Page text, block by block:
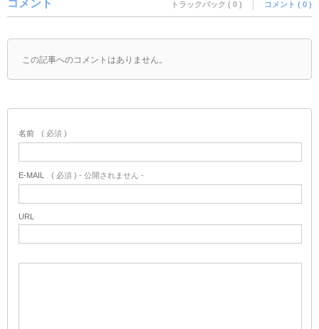
コメント トラックバック ( 0 ) コメント ( 0 )
この記事へのコメントはありません。
名前 ( 必須 )
E-MAIL ( 必須 ) - 公開されません -
URL